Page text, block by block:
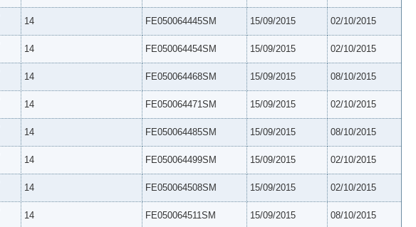
14 FE050064445SM 15/09/2015 02/10/2015
14 FE050064454SM 15/09/2015 02/10/2015
14 FE050064468SM 15/09/2015 08/10/2015
14 FE050064471SM 15/09/2015 02/10/2015
14 FE050064485SM 15/09/2015 08/10/2015
14 FE050064499SM 15/09/2015 02/10/2015
14 FE050064508SM 15/09/2015 02/10/2015
14 FE050064511SM 15/09/2015 08/10/2015